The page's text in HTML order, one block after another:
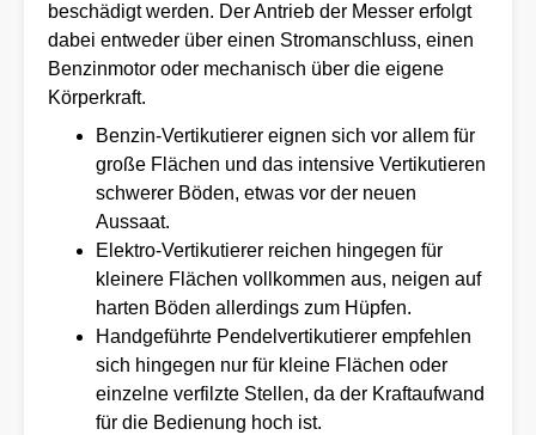
beschädigt werden. Der Antrieb der Messer erfolgt
dabei entweder über einen Stromanschluss, einen
Benzinmotor oder mechanisch über die eigene
Körperkraft.
Benzin-Vertikutierer eignen sich vor allem für
große Flächen und das intensive Vertikutieren
schwerer Böden, etwas vor der neuen
Aussaat.
Elektro-Vertikutierer reichen hingegen für
kleinere Flächen vollkommen aus, neigen auf
harten Böden allerdings zum Hüpfen.
Handgeführte Pendelvertikutierer empfehlen
sich hingegen nur für kleine Flächen oder
einzelne verfilzte Stellen, da der Kraftaufwand
für die Bedienung hoch ist.